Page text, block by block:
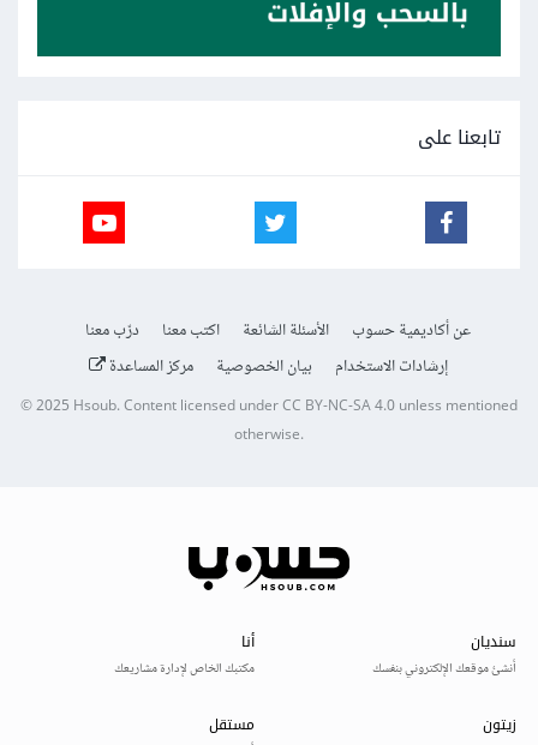
تابعنا على
عن أكاديمية حسوب الأسئلة الشائعة اكتب معنا
درّب معنا
إرشادات الاستخدام
بيان الخصوصية مركز المساعدة
© 2025Hsoub.Content licensed underCC BY-NC-SA 4.0unless mentioned
otherwise.